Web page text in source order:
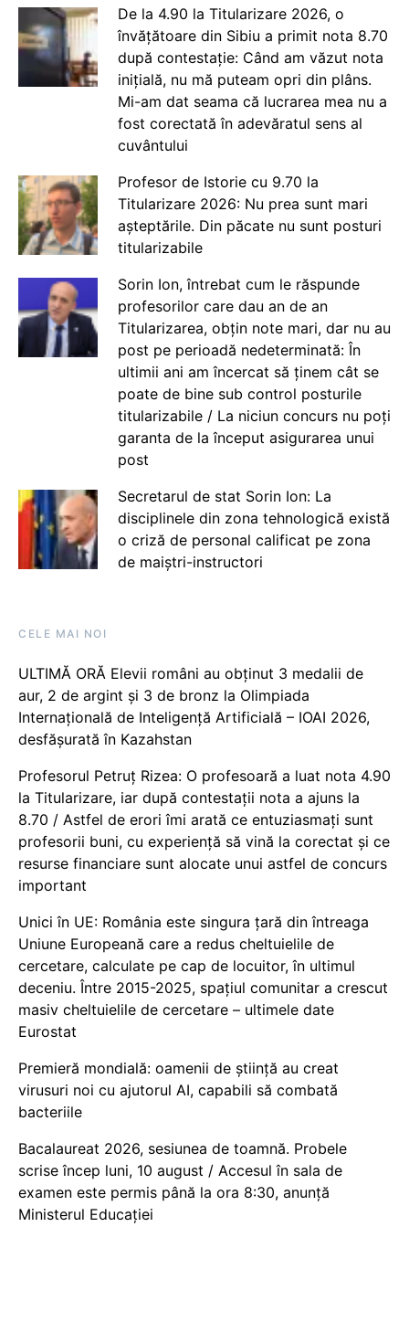
De la 4.90 la Titularizare 2026, o
învățătoare din Sibiu a primit nota 8.70
după contestație: Când am văzut nota
inițială, nu mă puteam opri din plâns.
Mi-am dat seama că lucrarea mea nu a
fost corectată în adevăratul sens al
cuvântului
Profesor de Istorie cu 9.70 la
Titularizare 2026: Nu prea sunt mari
așteptările. Din păcate nu sunt posturi
titularizabile
Sorin Ion, întrebat cum le răspunde
profesorilor care dau an de an
Titularizarea, obțin note mari, dar nu au
post pe perioadă nedeterminată: În
ultimii ani am încercat să ținem cât se
poate de bine sub control posturile
titularizabile / La niciun concurs nu poți
garanta de la început asigurarea unui
post
Secretarul de stat Sorin Ion: La
disciplinele din zona tehnologică există
o criză de personal calificat pe zona
de maiștri-instructori
CELE MAI NOI
ULTIMĂ ORĂ Elevii români au obținut 3 medalii de
aur, 2 de argint și 3 de bronz la Olimpiada
Internațională de Inteligență Artificială – IOAI 2026,
desfășurată în Kazahstan
Profesorul Petruț Rizea: O profesoară a luat nota 4.90
la Titularizare, iar după contestații nota a ajuns la
8.70 / Astfel de erori îmi arată ce entuziasmați sunt
profesorii buni, cu experiență să vină la corectat și ce
resurse financiare sunt alocate unui astfel de concurs
important
Unici în UE: România este singura țară din întreaga
Uniune Europeană care a redus cheltuielile de
cercetare, calculate pe cap de locuitor, în ultimul
deceniu. Între 2015-2025, spațiul comunitar a crescut
masiv cheltuielile de cercetare – ultimele date
Eurostat
Premieră mondială: oamenii de știință au creat
virusuri noi cu ajutorul AI, capabili să combată
bacteriile
Bacalaureat 2026, sesiunea de toamnă. Probele
scrise încep luni, 10 august / Accesul în sala de
examen este permis până la ora 8:30, anunță
Ministerul Educației